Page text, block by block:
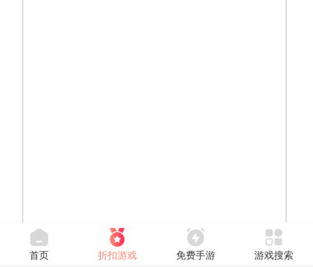
首页 折扣游戏 免费手游 游戏搜索